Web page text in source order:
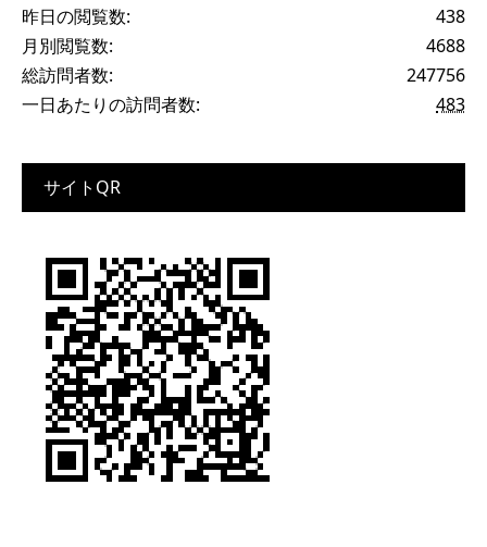
438
昨日の閲覧数:
4688
月別閲覧数:
247756
総訪問者数:
483
一日あたりの訪問者数:
サイトQR